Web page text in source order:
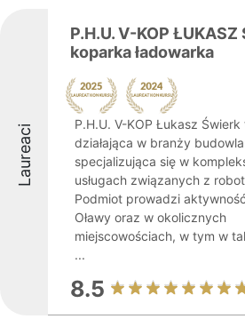
Laureaci
P.H.U. V-KOP ŁUKASZ
koparka ładowarka
P.H.U. V-KOP Łukasz Świerk
działająca w branży
specjalizująca się w
usługach związanych z
Podmiot prowadzi
Oławy oraz w okolicznych
miejscowościach, w tym w
...
8.5